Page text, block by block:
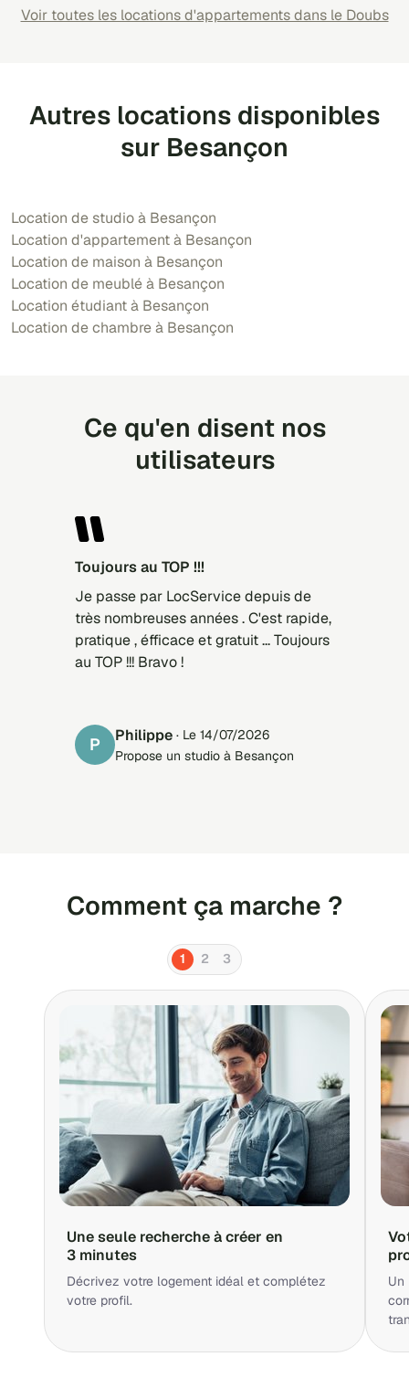
Voir toutes les locations d'appartements dans le Doubs
Autres locations disponibles
sur Besançon
Location de studio à Besançon
Location d'appartement à Besançon
Location de maison à Besançon
Location de meublé à Besançon
Location étudiant à Besançon
Location de chambre à Besançon
Ce qu'en disent nos
utilisateurs
Toujours au TOP !!!
Je passe par LocService depuis de
très nombreuses années . C'est rapide,
pratique , éfficace et gratuit ... Toujours
au TOP !!! Bravo !
P Philippe · Le 14/07/2026
Propose un studio à Besançon
Comment ça marche ?
1 2 3
Une seule recherche à créer en
3 minutes
Décrivez votre logement idéal et complétez
votre profil.
Un